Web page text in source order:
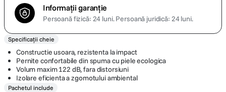
Informații garanție
Persoană fizică: 24 luni.Persoană juridică: 24 luni.
Specificații cheie
Constructie usoara, rezistenta la impact
Pernite confortabile din spuma cu piele ecologica
Volum maxim 122 dB, fara distorsiuni
Izolare eficienta a zgomotului ambiental
Pachetul include